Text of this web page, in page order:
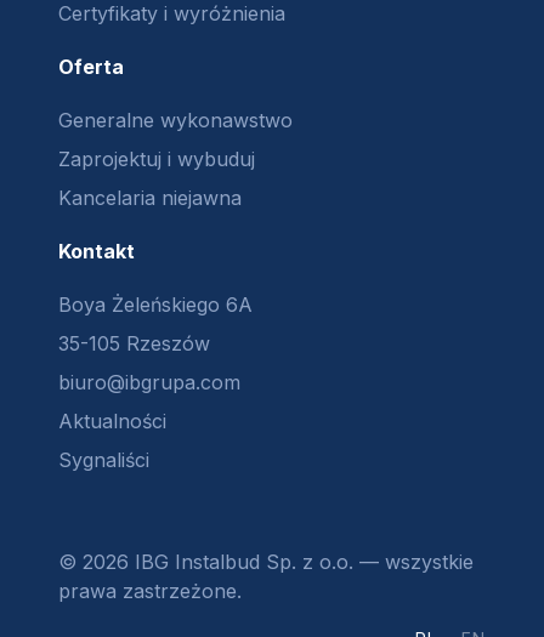
Certyfikaty i wyróżnienia
Oferta
Generalne wykonawstwo
Zaprojektuj i wybuduj
Kancelaria niejawna
Kontakt
Boya Żeleńskiego 6A
35-105 Rzeszów
biuro@ibgrupa.com
Aktualności
Sygnaliści
© 2026 IBG Instalbud Sp. z o.o. — wszystkie
prawa zastrzeżone.